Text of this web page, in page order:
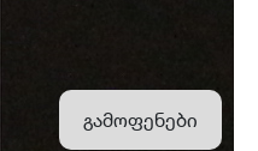
გამოფენები